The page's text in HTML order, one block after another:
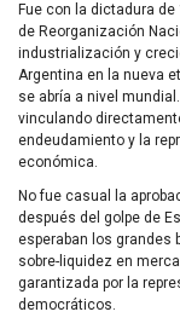
Fue con la dictadura
de Reorganización
industrialización y
Argentina en la nueva
se abría a nivel
vinculando
endeudamiento y la
económica.
No fue casual la
después del golpe de
esperaban los grandes
sobre-liquidez en
garantizada por la
democráticos.